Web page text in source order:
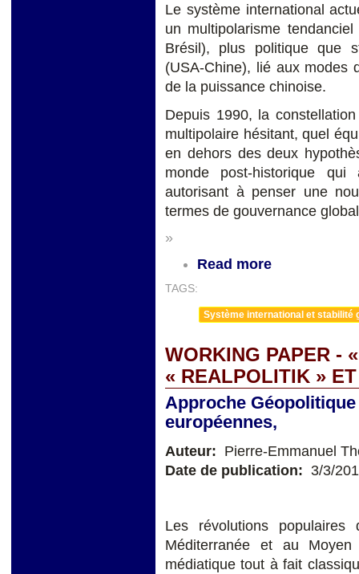
Le système international
un multipolarisme
Brésil), plus politique que
(USA-Chine), lié aux modes
de la puissance chinoise.
Depuis 1990, la
multipolaire hésitant, quel
en dehors des deux
monde post-historique
autorisant à penser une
termes de gouvernance
»
Read more
TAGS:
Système international et stabilité
WORKING PAPER -
« REALPOLITIK »
Approche
européennes,
Auteur: Pierre-Emmanuel
Date de publication: 3/3/
Les révolutions
Méditerranée et au
médiatique tout à fait